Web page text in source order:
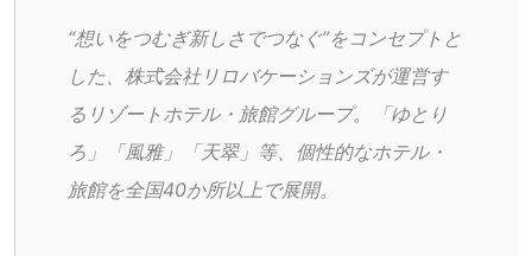
“想いをつむぎ新しさでつなぐ”をコンセプトと
した、株式会社リロバケーションズが運営す
るリゾートホテル・旅館グループ。「ゆとり
ろ」「風雅」「天翠」等、個性的なホテル・
旅館を全国40か所以上で展開。